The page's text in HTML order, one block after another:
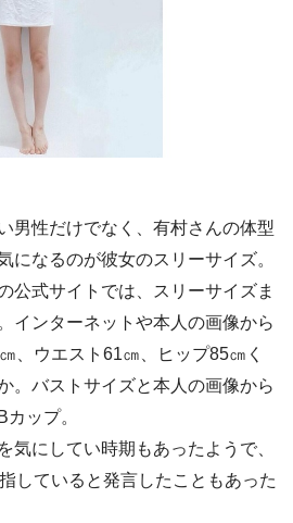
男性だけでなく、有村さんの体型
になるのが彼女のスリーサイズ。
公式サイトでは、スリーサイズま
インターネットや本人の画像から
、ウエスト61㎝、ヒップ85㎝く
。バストサイズと本人の画像から
ップ。
気にしてい時期もあったようで、
していると発言したこともあった